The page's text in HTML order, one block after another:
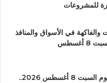
للمشروعات
في الأسواق والمنافذ
أغسطس
أسعار الذهب اليوم السبت 8 أغسطس 2026..